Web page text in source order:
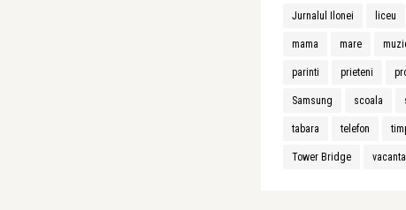
Jurnalul Ilonei liceu
mama mare
parinti prieteni
Samsung scoala
tabara telefon
Tower Bridge vacanta